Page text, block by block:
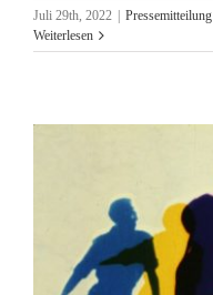
Juli 29th, 2022 | Pressemitteilung
Weiterlesen